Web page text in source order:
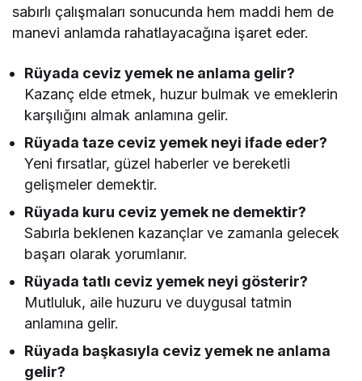
sabırlı çalışmaları sonucunda hem maddi hem de
manevi anlamda rahatlayacağına işaret eder.
Rüyada ceviz yemek ne anlama gelir?
Kazanç elde etmek, huzur bulmak ve emeklerin
karşılığını almak anlamına gelir.
Rüyada taze ceviz yemek neyi ifade eder?
Yeni fırsatlar, güzel haberler ve bereketli
gelişmeler demektir.
Rüyada kuru ceviz yemek ne demektir?
Sabırla beklenen kazançlar ve zamanla gelecek
başarı olarak yorumlanır.
Rüyada tatlı ceviz yemek neyi gösterir?
Mutluluk, aile huzuru ve duygusal tatmin
anlamına gelir.
Rüyada başkasıyla ceviz yemek ne anlama
gelir?